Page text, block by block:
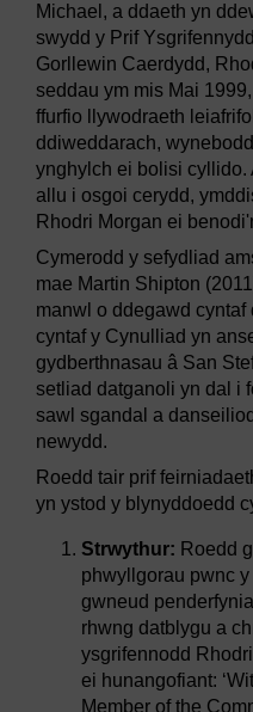
Michael, a ddaeth yn
swydd y Prif
Gorllewin Caerdydd,
seddau ym mis Mai
ffurfio llywodraeth
ddiweddarach,
ynghylch ei bolisi cyllido.
allu i osgoi cerydd,
Rhodri Morgan ei
Cymerodd y sefydliad
mae Martin Shipton
manwl o ddegawd
cyntaf y Cynulliad yn
gydberthnasau â San
setliad datganoli yn dal i
sawl sgandal a
newydd.
Roedd tair prif
yn ystod y blynyddoedd
Strwythur: Roedd
phwyllgorau pwnc
gwneud
rhwng datblygu a
ysgrifennodd
ei hunangofiant:
Member of the